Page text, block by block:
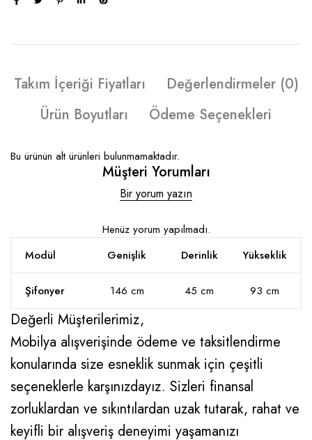
Takım İçeriği Fiyatları
Değerlendirmeler (0)
Ürün Boyutları
Ödeme Seçenekleri
Bu ürünün alt ürünleri bulunmamaktadır.
Müşteri Yorumları
Bir yorum yazın
Henüz yorum yapılmadı.
Modül
Genişlik Derinlik Yükseklik
Şifonyer 146 cm 45 cm 93 cm
Değerli Müşterilerimiz,
Mobilya alışverişinde ödeme ve taksitlendirme
konularında size esneklik sunmak için çeşitli
seçeneklerle karşınızdayız. Sizleri finansal
zorluklardan ve sıkıntılardan uzak tutarak, rahat ve
keyifli bir alışveriş deneyimi yaşamanızı